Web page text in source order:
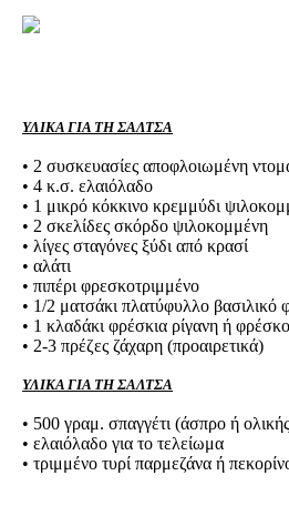
ΥΛΙΚΑ ΓΙΑ ΤΗ ΣΑΛΤΣΑ
• 2 συσκευασίες αποφλοιωμένη
• 4 κ.σ. ελαιόλαδο
• 1 μικρό κόκκινο κρεμμύδι
• 2 σκελίδες σκόρδο ψιλοκομμένη
• λίγες σταγόνες ξύδι από κρασί
• αλάτι
• πιπέρι φρεσκοτριμμένο
• 1/2 ματσάκι πλατύφυλλο βασιλικό
• 1 κλαδάκι φρέσκια ρίγανη ή
• 2-3 πρέζες ζάχαρη (προαιρετικά)
ΥΛΙΚΑ ΓΙΑ ΤΗ ΣΑΛΤΣΑ
• 500 γραμ. σπαγγέτι (άσπρο ή
• ελαιόλαδο για το τελείωμα
• τριμμένο τυρί παρμεζάνα ή